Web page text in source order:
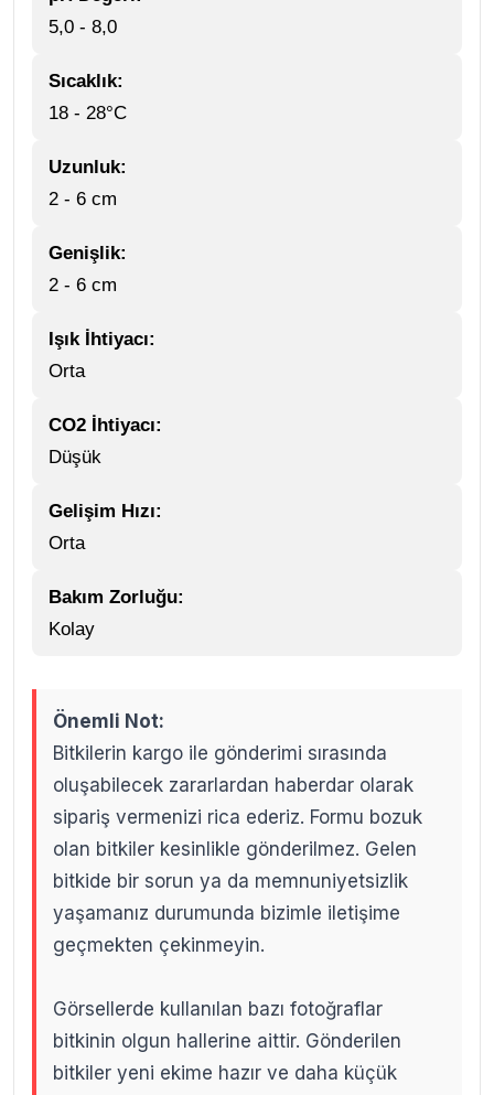
5,0 - 8,0
Sıcaklık:
18 - 28°C
Uzunluk:
2 - 6 cm
Genişlik:
2 - 6 cm
Işık İhtiyacı:
Orta
CO2 İhtiyacı:
Düşük
Gelişim Hızı:
Orta
Bakım Zorluğu:
Kolay
Önemli Not:
Bitkilerin kargo ile gönderimi sırasında
oluşabilecek zararlardan haberdar olarak
sipariş vermenizi rica ederiz. Formu bozuk
olan bitkiler kesinlikle gönderilmez. Gelen
bitkide bir sorun ya da memnuniyetsizlik
yaşamanız durumunda bizimle iletişime
geçmekten çekinmeyin.
Görsellerde kullanılan bazı fotoğraflar
bitkinin olgun hallerine aittir. Gönderilen
bitkiler yeni ekime hazır ve daha küçük